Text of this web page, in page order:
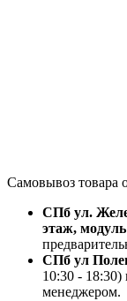
Самовывоз товара
СПб ул.
этаж,
СПб ул
10:30 - 18:30)
менеджером.